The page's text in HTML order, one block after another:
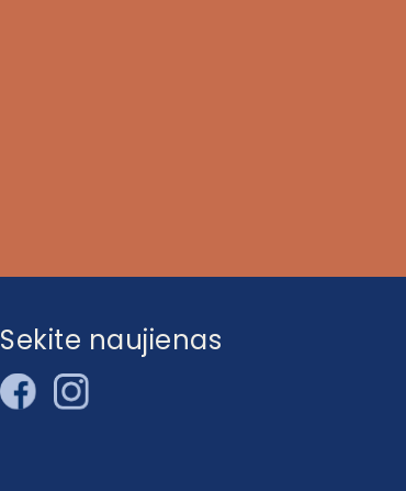
Sekite naujienas